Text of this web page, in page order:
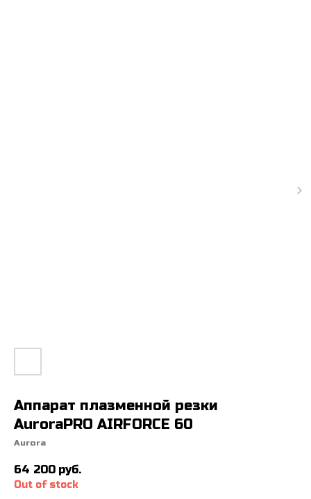
Аппарат плазменной резки
AuroraPRO AIRFORCE 60
Aurora
64 200 руб.
Out of stock